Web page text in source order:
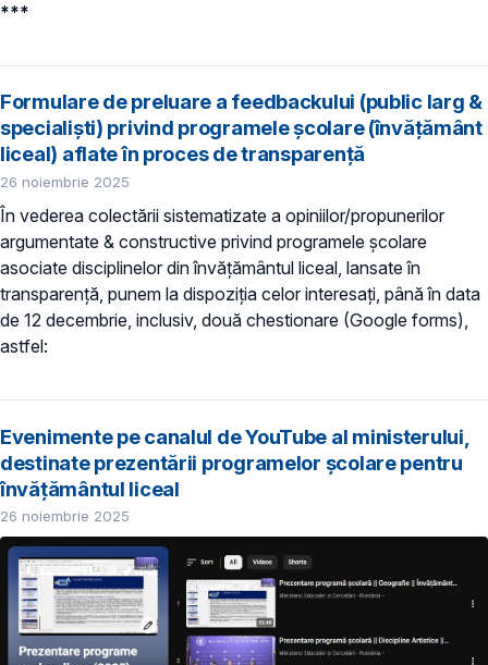
***
Formulare de preluare a feedbackului (public larg &
specialiști) privind programele școlare (învățământ
liceal) aflate în proces de transparență
26 noiembrie 2025
În vederea colectării sistematizate a opiniilor/propunerilor
argumentate & constructive privind programele școlare
asociate disciplinelor din învățământul liceal, lansate în
transparență, punem la dispoziția celor interesați, până în data
de 12 decembrie, inclusiv, două chestionare (Google forms),
astfel:
Evenimente pe canalul de YouTube al ministerului,
destinate prezentării programelor școlare pentru
învățământul liceal
26 noiembrie 2025